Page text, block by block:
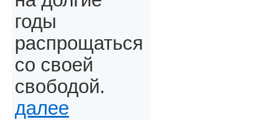
годы
распрощаться
со своей
свободой.
далее